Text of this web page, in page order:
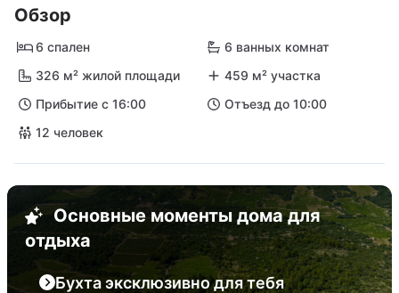
Обзор
6 спален
6 ванных комнат
326 м² жилой площади
459 м² участка
Прибытие с 16:00
Отъезд до 10:00
12 человек
Основные моменты дома для
отдыха
Бухта эксклюзивно для тебя